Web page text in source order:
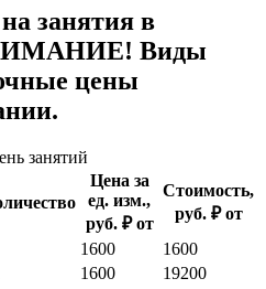
занятия в
Виды
цены
занятий
Цена за
ед. изм.,
руб. ₽ от
Стоимость,
руб. ₽ от
1600
1600
1600 19200